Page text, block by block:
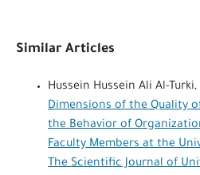
Similar Articles
Hussein Hussein Ali Al-Turki,
Dimensions of the Quality
the Behavior of
Faculty Members at the
The Scientific Journal of